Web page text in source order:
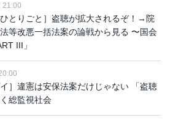
21:00
ひとりごと］盗聴が拡大されるぞ！→院
等改悪一括法案の論戦から見る 〜国会
III」
イ］違憲は安保法案だけじゃない 「盗聴
総監視社会